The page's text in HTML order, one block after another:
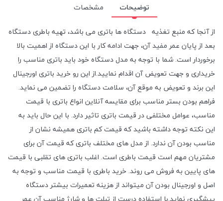
توضیحات
مشخصات
از آنجا که منبع تغذیه دستگاه ها باتری می باشد، تهیه باطری دستگاه
بعد از پایان عمر مفید آن، جهت ادامه کار با این دستگاه از اهمیت بالا
برخوردار است. شما با توجه به مدل دستگاه خود باید باتری مناسب را
خریداری و جهت تعویض آن اقدام نمایید.از این رو خرید باتری اورجینال
این برند و تعویض به موقع آن، سلامت دستگاه را تضمین می نماید.
فراهم بودن بستر مناسب برای مقایسه آنلاین انواع باتری با قیمت
مناسب، عوامل مختلفی در قیمت باتری تاثیر دارد. با این حال باید به
این نکته توجه داشته باشید که قیمت کم باتری همیشه نشان از
مناسب بودن آن ندارد. از مدل های مختلف باتری که قیمت آن برای
مشتریان مهم است قیمت باطری است. اغلب باتری های تقلبی با قیمت
های پایین به فروش می روند. خرید باطری با قیمت مناسب و توجه به
اصل و اورجینال بودن آن میتواند از هزینه تعمیرات بیشتر دستگاه